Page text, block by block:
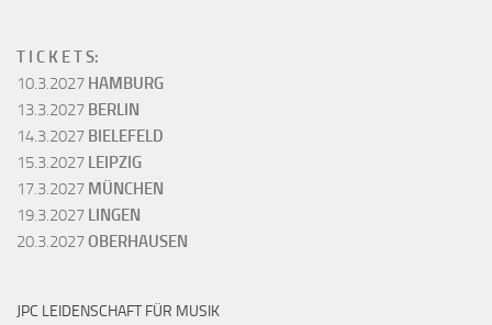
T I C K E T S:
10.3.2027 HAMBURG
13.3.2027 BERLIN
14.3.2027 BIELEFELD
15.3.2027 LEIPZIG
17.3.2027 MÜNCHEN
19.3.2027 LINGEN
20.3.2027OBERHAUSEN
JPC LEIDENSCHAFT FÜR MUSIK